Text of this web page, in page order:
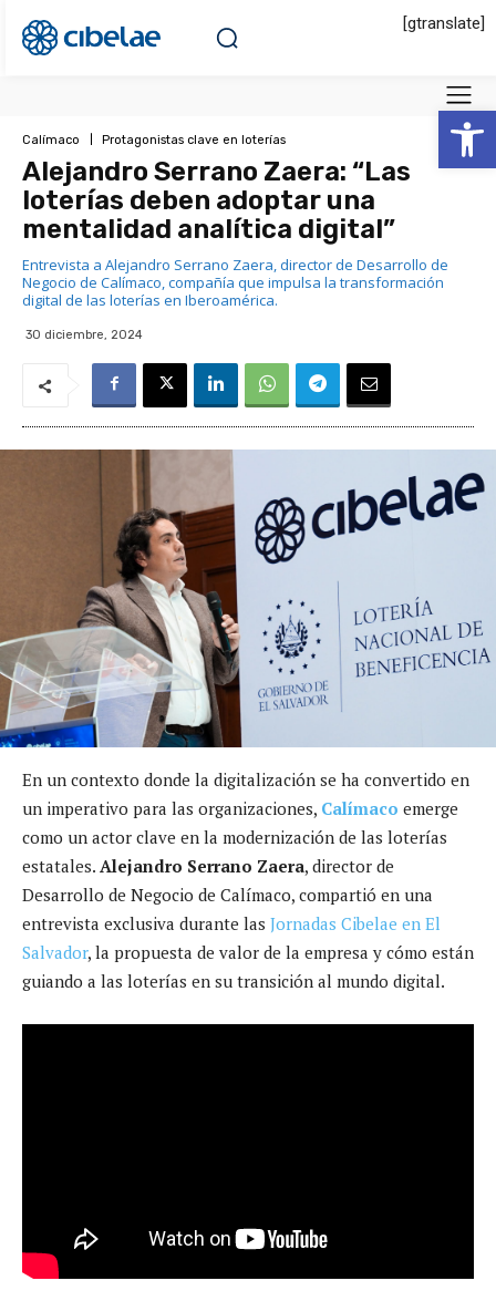
Abrir
[gtranslate]
Calímaco Protagonistas clave en loterías
Alejandro Serrano Zaera: “Las
loterías deben adoptar una
mentalidad analítica digital”
Entrevista a Alejandro Serrano Zaera, director de Desarrollo de
Negocio de Calímaco, compañía que impulsa la transformación
digital de las loterías en Iberoamérica.
30 diciembre, 2024
En un contexto donde la digitalización se ha convertido en
un imperativo para las organizaciones, Calímaco emerge
como un actor clave en la modernización de las loterías
estatales. Alejandro Serrano Zaera, director de
Desarrollo de Negocio de Calímaco, compartió en una
entrevista exclusiva durante las Jornadas Cibelae en El
Salvador, la propuesta de valor de la empresa y cómo están
guiando a las loterías en su transición al mundo digital.